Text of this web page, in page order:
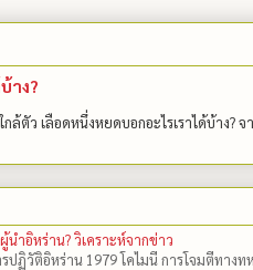
าง?
ล้ตัว เลือดหนึ่งหยดบอกอะไรเราได้บ้าง?
นำอิหร่าน? วิเคราะห์จากข่าว
ฏิวัติอิหร่าน 1979 โคไมนี การโจมตีทาง